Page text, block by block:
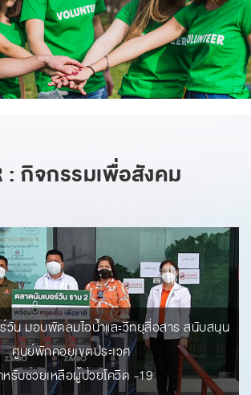
: กิจกรรมเพื่อสังคม
วัน มอบพัดลมไอน้ำและวิทยุสื่อสาร สนับสนุน
ศูนย์พักคอยเขตประเวศ
หรับช่วยเหลือผู้ป่วยโควิด -19